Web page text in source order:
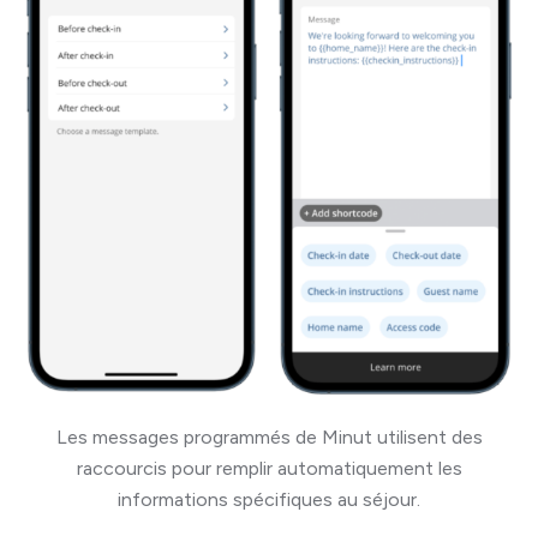
Les messages programmés de Minut utilisent des
raccourcis pour remplir automatiquement les
informations spécifiques au séjour.